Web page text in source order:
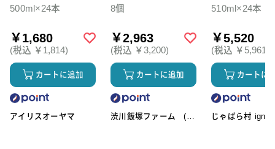
500ml×24本
￥1,680
(税込 ￥1,814)
カートに追加
アイリスオーヤマ
8個
￥2,963
(税込 ￥3,200)
カートに追加
渋川飯塚ファーム (ア
本入
510ml×24本
￥5,520
(税込 ￥5,961)
カートに
じゃばら村